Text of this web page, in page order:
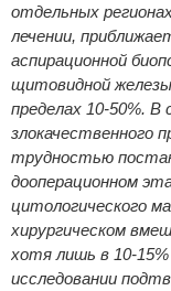
отдельных
лечении,
аспирационной
щитовидной
пределах 10-50%.
злокачественного
трудностью
дооперационном
цитологического
хирургическом
хотя лишь в 10-15%
исследовании